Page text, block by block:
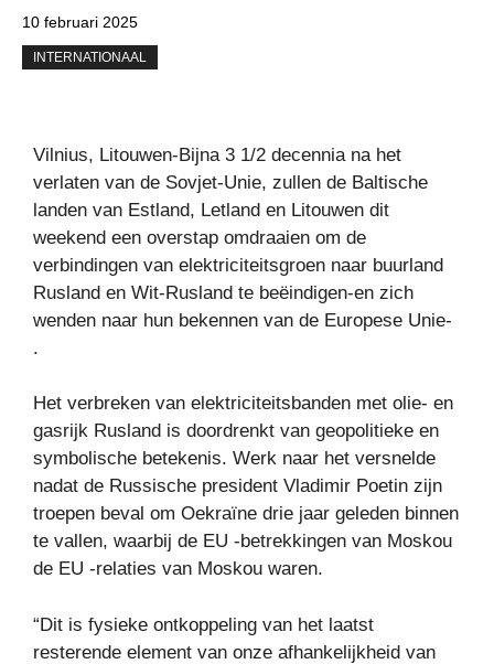
10 februari 2025
INTERNATIONAAL
Vilnius, Litouwen-Bijna 3 1/2 decennia na het
verlaten van de Sovjet-Unie, zullen de Baltische
landen van Estland, Letland en Litouwen dit
weekend een overstap omdraaien om de
verbindingen van elektriciteitsgroen naar buurland
Rusland en Wit-Rusland te beëindigen-en zich
wenden naar hun bekennen van de Europese Unie-
.
Het verbreken van elektriciteitsbanden met olie- en
gasrijk Rusland is doordrenkt van geopolitieke en
symbolische betekenis. Werk naar het versnelde
nadat de Russische president Vladimir Poetin zijn
troepen beval om Oekraïne drie jaar geleden binnen
te vallen, waarbij de EU -betrekkingen van Moskou
de EU -relaties van Moskou waren.
“Dit is fysieke ontkoppeling van het laatst
resterende element van onze afhankelijkheid van